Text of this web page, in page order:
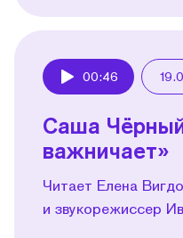
00:46
Саша
важничает»
Читает Елена
и звукорежиссер